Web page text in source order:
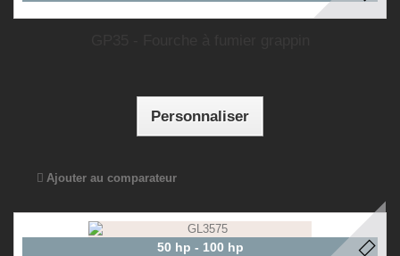
Personnaliser
Ajouter au comparateur
50 hp - 100 hp